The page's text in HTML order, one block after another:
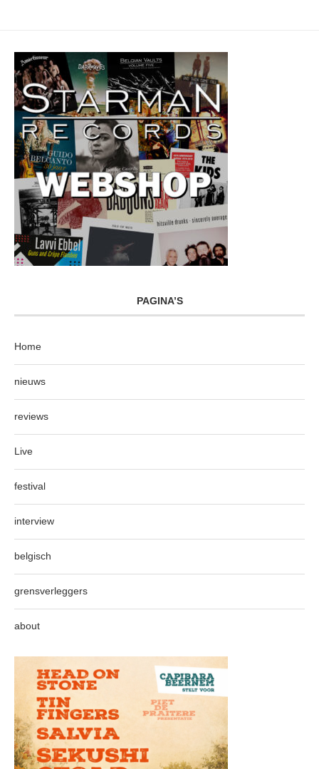
PAGINA’S
Home
nieuws
reviews
Live
festival
interview
belgisch
grensverleggers
about